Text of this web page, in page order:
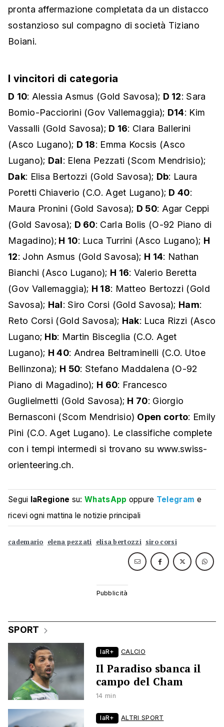
pronta affermazione completata da un distacco
sostanzioso sul compagno di società Tiziano
Boiani.
I vincitori di categoria
D 10: Alessia Asmus (Gold Savosa); D 12: Sara
Bomio-Pacciorini (Gov Vallemaggia); D14: Kim
Vassalli (Gold Savosa); D 16: Clara Ballerini
(Asco Lugano); D 18: Emma Kocsis (Asco
Lugano); Dal: Elena Pezzati (Scom Mendrisio);
Dak: Elisa Bertozzi (Gold Savosa); Db: Laura
Poretti Chiaverio (C.O. Aget Lugano); D 40:
Maura Pronini (Gold Savosa); D 50: Agar Ceppi
(Gold Savosa); D 60: Carla Bolis (O-92 Piano di
Magadino); H 10: Luca Turrini (Asco Lugano); H
12: John Asmus (Gold Savosa); H 14: Nathan
Bianchi (Asco Lugano); H 16: Valerio Beretta
(Gov Vallemaggia); H 18: Matteo Bertozzi (Gold
Savosa); Hal: Siro Corsi (Gold Savosa); Ham:
Reto Corsi (Gold Savosa); Hak: Luca Rizzi (Asco
Lugano; Hb: Martin Bisceglia (C.O. Aget
Lugano); H 40: Andrea Beltraminelli (C.O. Utoe
Bellinzona); H 50: Stefano Maddalena (O-92
Piano di Magadino); H 60: Francesco
Guglielmetti (Gold Savosa); H 70: Giorgio
Bernasconi (Scom Mendrisio) Open corto: Emily
Pini (C.O. Aget Lugano). Le classifiche complete
con i tempi intermedi si trovano su www.swiss-
orienteering.ch.
Segui laRegione su:WhatsApp oppure Telegram e
ricevi ogni mattina le notizie principali
cademario elena pezzati elisa bertozzi siro corsi
SPORT
laR+ CALCIO
Il Paradiso sbanca il
campo del Cham
14 min
laR+ ALTRI SPORT